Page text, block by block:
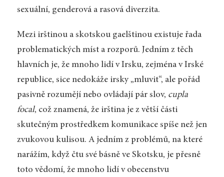
sexuální, genderová a rasová diverzita.
Mezi irštinou a skotskou gaelštinou existuje řada
problematických míst a rozporů. Jedním z těch
hlavních je, že mnoho lidí v Irsku, zejména v Irské
republice, sice nedokáže irsky „mluvit“, ale pořád
pasivně rozumějí nebo ovládají pár slov, cupla
focal, což znamená, že irština je z větší části
skutečným prostředkem komunikace spíše než jen
zvukovou kulisou. A jedním z problémů, na které
narážím, když čtu své básně ve Skotsku, je přesně
toto vědomí, že mnoho lidí v obecenstvu